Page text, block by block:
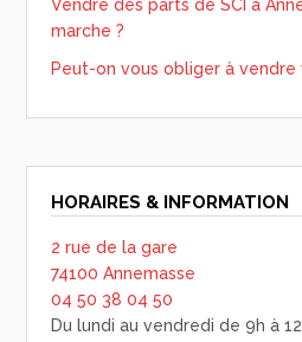
Vendre des parts de SCI à
marche ?
Peut-on vous obliger à
HORAIRES & INFORMATION
2 rue de la gare
74100 Annemasse
04 50 38 04 50
Du lundi au vendredi de 9h à